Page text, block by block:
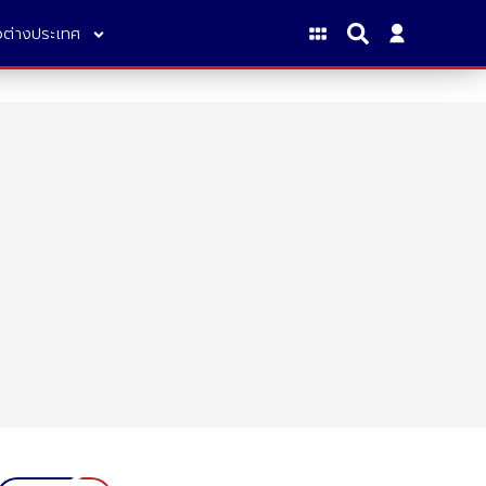
ต่างประเทศ